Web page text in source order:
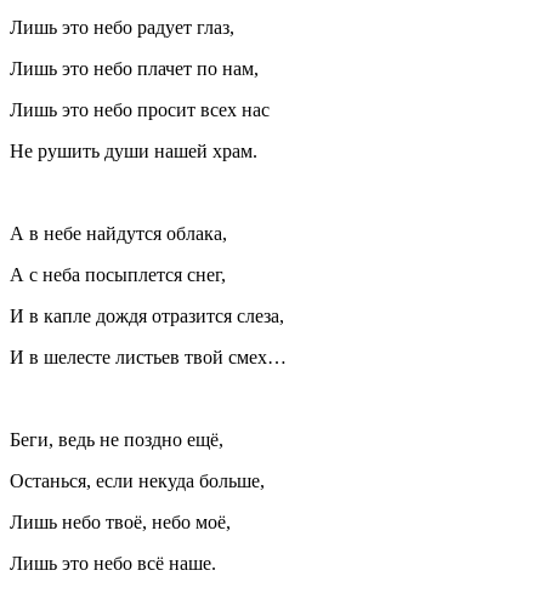
Лишь это небо радует глаз,
Лишь это небо плачет по нам,
Лишь это небо просит всех нас
Не рушить души нашей храм.
А в небе найдутся облака,
А с неба посыплется снег,
И в капле дождя отразится слеза,
И в шелесте листьев твой смех…
Беги, ведь не поздно ещё,
Останься, если некуда больше,
Лишь небо твоё, небо моё,
Лишь это небо всё наше.